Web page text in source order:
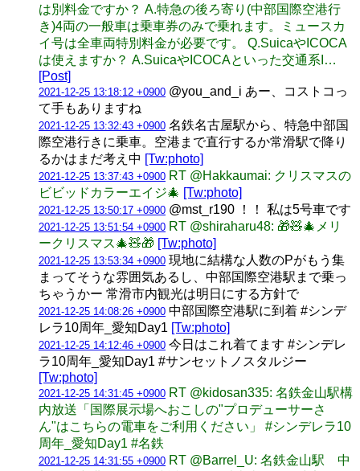
は別料金ですか？ A.特急の後ろ寄り(中部国際空港行
き)4両の一般車は乗車券のみで乗れます。ミュースカ
イ号は全車両特別料金が必要です。 Q.SuicaやICOCA
は使えますか？ A.SuicaやICOCAといった交通系I…
[Post]
2021-12-25 13:18:12 +0900 @you_and_i あー、コストコっ
て手もありますね
2021-12-25 13:32:43 +0900 名鉄名古屋駅から、特急中部国
際空港行きに乗車。空港まで直行するか常滑駅で降り
るかはまだ考え中 [Tw:photo]
2021-12-25 13:37:43 +0900 RT @Hakkaumai: クリスマスの
ビビッドカラーエイジ🎄 [Tw:photo]
2021-12-25 13:50:17 +0900 @mst_r190 ！！ 私は5号車です
2021-12-25 13:51:54 +0900 RT @shiraharu48: 🎁🧸🎄メリ
ークリスマス🎄🧸🎁 [Tw:photo]
2021-12-25 13:53:34 +0900 現地に結構な人数のPがもう集
まってそうな雰囲気あるし、中部国際空港駅まで乗っ
ちゃうかー 常滑市内観光は明日にする方針で
2021-12-25 14:08:26 +0900 中部国際空港駅に到着 #シンデ
レラ10周年_愛知Day1 [Tw:photo]
2021-12-25 14:12:46 +0900 今日はこれ着てます #シンデレ
ラ10周年_愛知Day1 #サンセットノスタルジー
[Tw:photo]
2021-12-25 14:31:45 +0900 RT @kidosan335: 名鉄金山駅構
内放送「国際展示場へおこしの"プロデューサーさ
ん"はこちらの電車をご利用ください」 #シンデレラ10
周年_愛知Day1 #名鉄
2021-12-25 14:31:55 +0900 RT @Barrel_U: 名鉄金山駅 中